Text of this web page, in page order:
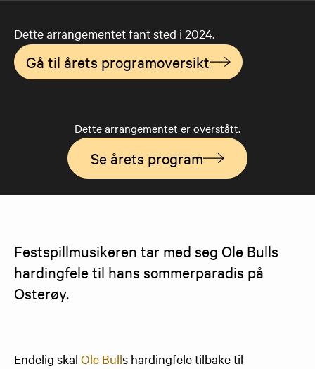
Dette arrangementet fant sted i 2024.
Gå til årets programoversikt
Dette arrangementet er overstått.
Se årets program
​Festspillmusikeren tar med seg Ole Bulls
hardingfele til hans sommerparadis på
Osterøy.
Endelig skal Ole Bulls hardingfele tilbake til